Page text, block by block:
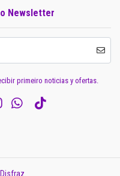
Newsletter
primeiro noticias y ofertas.